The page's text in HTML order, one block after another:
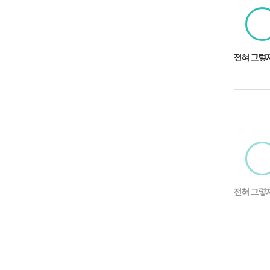
전혀 그렇
전혀 그렇